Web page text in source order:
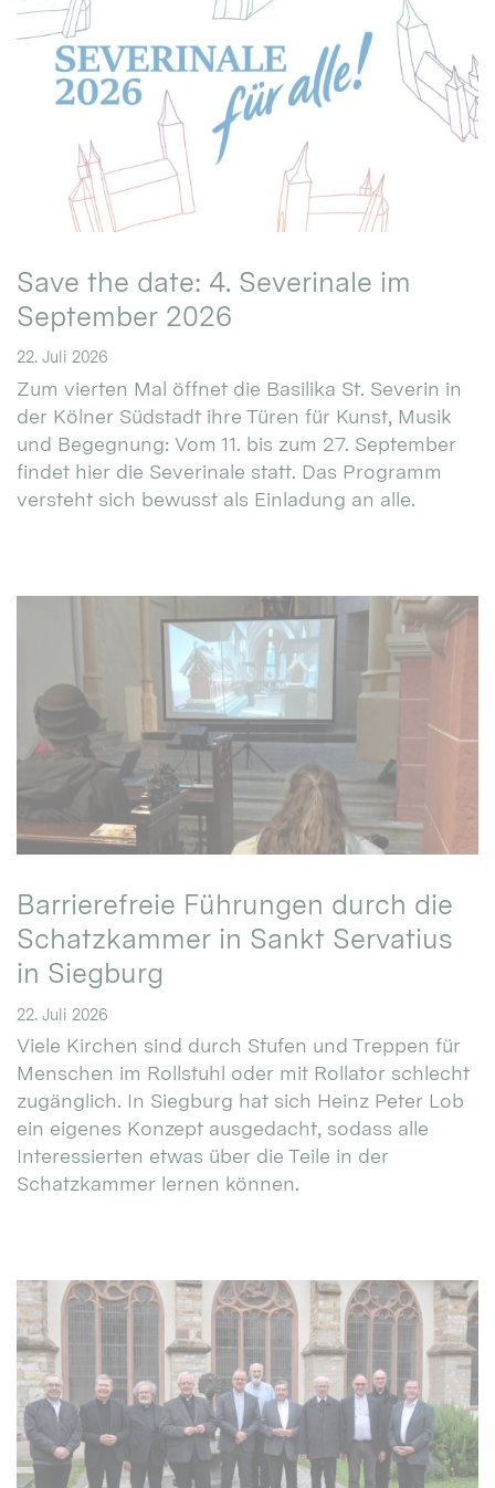
Save the date: 4. Severinale im
September 2026
22. Juli 2026
Zum vierten Mal öffnet die Basilika St. Severin in
der Kölner Südstadt ihre Türen für Kunst, Musik
und Begegnung: Vom 11. bis zum 27. September
findet hier die Severinale statt. Das Programm
versteht sich bewusst als Einladung an alle.
Barrierefreie Führungen durch die
Schatzkammer in Sankt Servatius
in Siegburg
22. Juli 2026
Viele Kirchen sind durch Stufen und Treppen für
Menschen im Rollstuhl oder mit Rollator schlecht
zugänglich. In Siegburg hat sich Heinz Peter Lob
ein eigenes Konzept ausgedacht, sodass alle
Interessierten etwas über die Teile in der
Schatzkammer lernen können.